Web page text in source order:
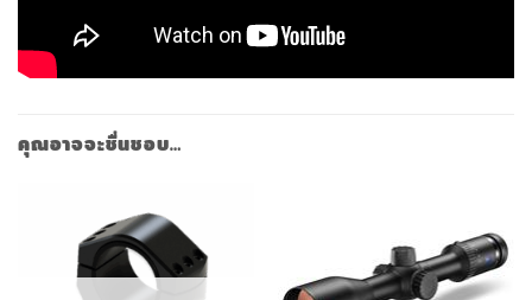
คุณอาจจะชื่นชอบ…